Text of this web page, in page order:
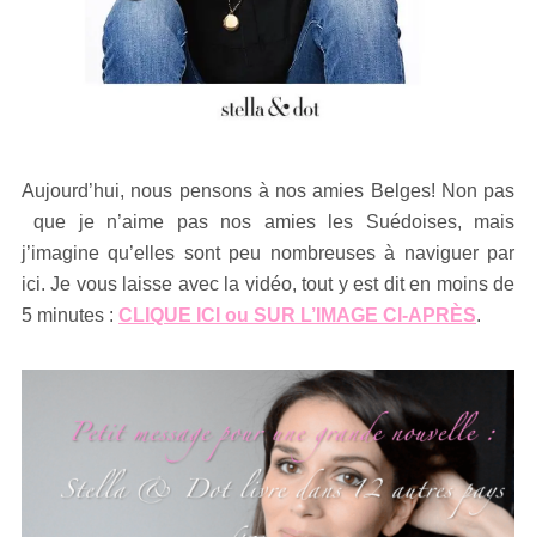
Aujourd’hui, nous pensons à nos amies Belges! Non pas
que je n’aime pas nos amies les Suédoises, mais
j’imagine qu’elles sont peu nombreuses à naviguer par
ici. Je vous laisse avec la vidéo, tout y est dit en moins de
5 minutes : CLIQUE ICI ou SUR L’IMAGE CI-APRÈS.